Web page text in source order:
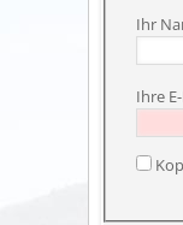
Ihr
Ihre